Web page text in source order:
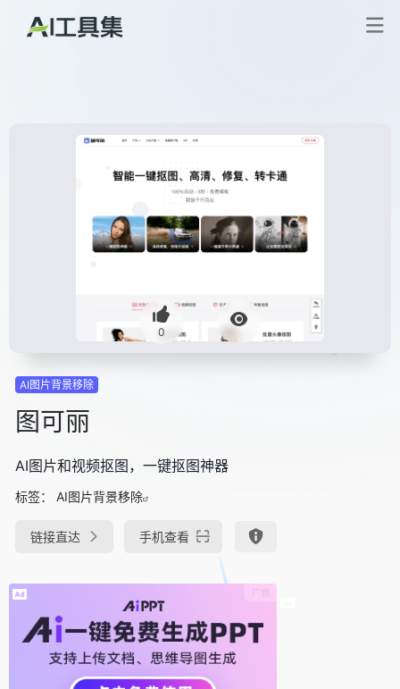
0
AI图片背景移除
图可丽
AI图片和视频抠图，一键抠图神器
标签： AI图片背景移除
链接直达 手机查看